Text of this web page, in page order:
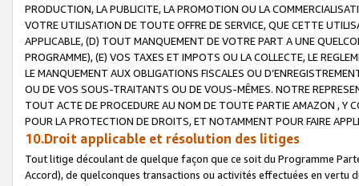
PRODUCTION, LA PUBLICITE, LA PROMOTION OU LA
VOTRE UTILISATION DE TOUTE OFFRE DE SERVICE, QUE CETTE
APPLICABLE, (D) TOUT MANQUEMENT DE VOTRE PART A UNE
PROGRAMME), (E) VOS TAXES ET IMPOTS OU LA COLLECTE, LE
LE MANQUEMENT AUX OBLIGATIONS FISCALES OU
OU DE VOS SOUS-TRAITANTS OU DE VOUS-MÊMES. NOTRE
TOUT ACTE DE PROCEDURE AU NOM DE TOUTE PARTIE AMAZON , Y
POUR LA PROTECTION DE DROITS, ET NOTAMMENT POUR FAIRE
10.Droit applicable et résolution des litiges
Tout litige découlant de quelque façon que ce soit du Programme
Accord), de quelconques transactions ou activités effectuées en vertu